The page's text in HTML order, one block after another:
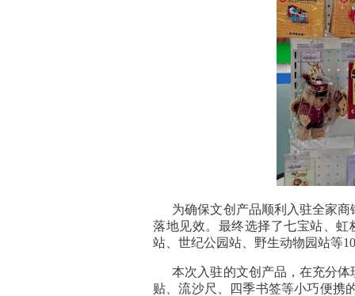
为确保文创产品顺利入驻全家商
落地见效。最终选择了七宝站、
站、世纪公园站、野生动物园站等
本次入驻的文创产品，在充分体
贴、流沙尺、四季书签等小巧便携